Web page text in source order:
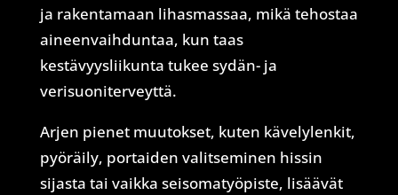
ja rakentamaan lihasmassaa, mikä tehostaa
aineenvaihduntaa, kun taas
kestävyysliikunta tukee sydän- ja
verisuoniterveyttä.
Arjen pienet muutokset, kuten kävelylenkit,
pyöräily, portaiden valitseminen hissin
sijasta tai vaikka seisomatyöpiste, lisäävät